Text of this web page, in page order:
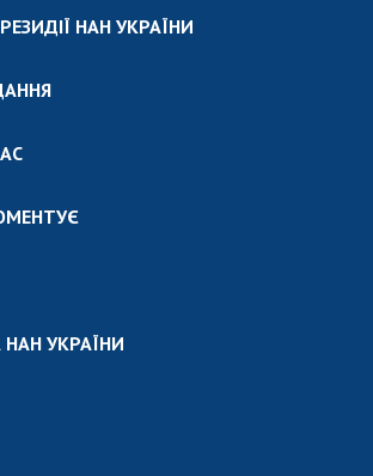
НАН УКРАЇНИ
УКРАЇНИ